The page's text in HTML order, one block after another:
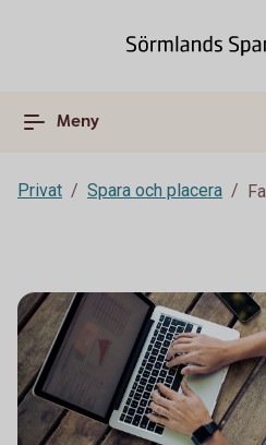
Meny
Privat Spara och placera